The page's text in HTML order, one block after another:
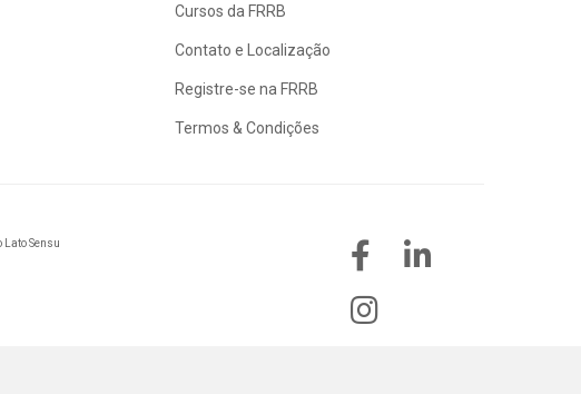
Cursos da FRRB
Contato e Localização
Registre-se na FRRB
Termos & Condições
Lato Sensu